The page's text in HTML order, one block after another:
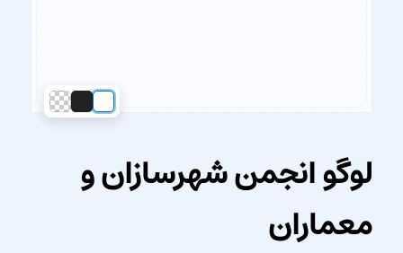
لوگو انجمن شهرسازان و
معماران